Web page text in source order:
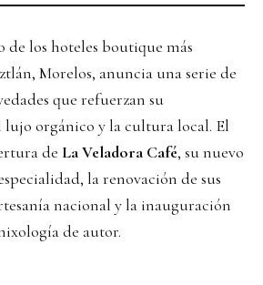
de los hoteles boutique más
Morelos, anuncia una serie de
que refuerzan su
orgánico y la cultura local. El
de La Veladora Café, su nuevo
la renovación de sus
nacional y la inauguración
de autor.